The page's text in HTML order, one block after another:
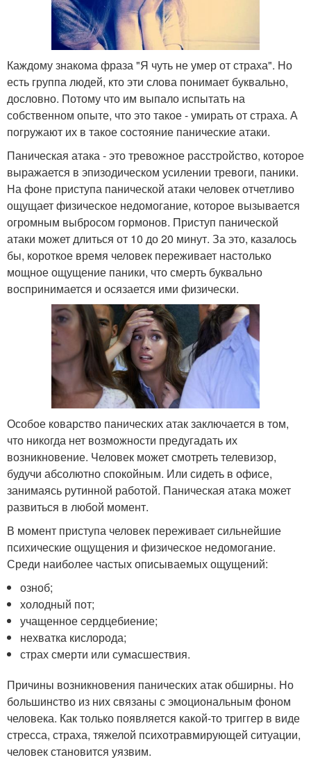
Каждому знакома фраза "Я чуть не умер от страха". Но
есть группа людей, кто эти слова понимает буквально,
дословно. Потому что им выпало испытать на
собственном опыте, что это такое - умирать от страха. А
погружают их в такое состояние панические атаки.
Паническая атака - это тревожное расстройство, которое
выражается в эпизодическом усилении тревоги, паники.
На фоне приступа панической атаки человек отчетливо
ощущает физическое недомогание, которое вызывается
огромным выбросом гормонов. Приступ панической
атаки может длиться от 10 до 20 минут. За это, казалось
бы, короткое время человек переживает настолько
мощное ощущение паники, что смерть буквально
воспринимается и осязается ими физически.
Особое коварство панических атак заключается в том,
что никогда нет возможности предугадать их
возникновение. Человек может смотреть телевизор,
будучи абсолютно спокойным. Или сидеть в офисе,
занимаясь рутинной работой. Паническая атака может
развиться в любой момент.
В момент приступа человек переживает сильнейшие
психические ощущения и физическое недомогание.
Среди наиболее частых описываемых ощущений:
озноб;
холодный пот;
учащенное сердцебиение;
нехватка кислорода;
страх смерти или сумасшествия.
Причины возникновения панических атак обширны. Но
большинство из них связаны с эмоциональным фоном
человека. Как только появляется какой-то триггер в виде
стресса, страха, тяжелой психотравмирующей ситуации,
человек становится уязвим.